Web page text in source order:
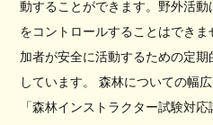
動することができます。野外活
をコントロールすることはでき
加者が安全に活動するための定
しています。 森林についての幅
「森林インストラクター試験対